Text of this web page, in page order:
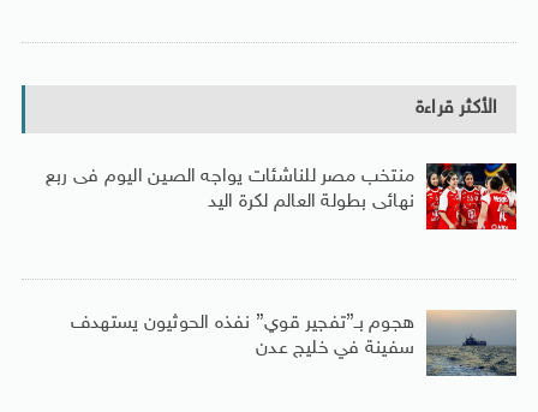
الأكثر قراءة
منتخب مصر للناشئات يواجه الصين اليوم فى ربع
نهائى بطولة العالم لكرة اليد
هجوم بـ”تفجير قوي” نفذه الحوثيون يستهدف
سفينة في خليج عدن